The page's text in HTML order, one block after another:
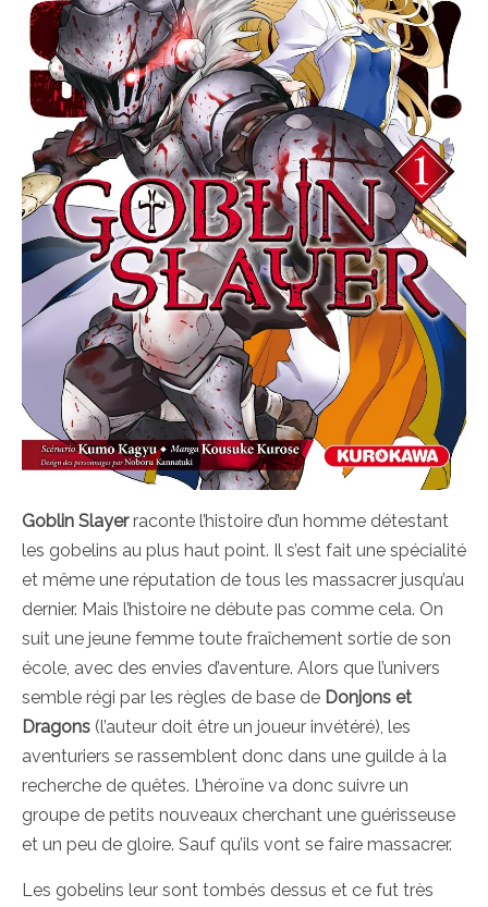
Goblin Slayerraconte l’histoire d’un homme détestant
les gobelins au plus haut point. Il s’est fait une spécialité
et même une réputation de tous les massacrer jusqu’au
dernier. Mais l’histoire ne débute pas comme cela. On
suit une jeune femme toute fraîchement sortie de son
école, avec des envies d’aventure. Alors que l’univers
semble régi par les règles de base de Donjons et
Dragons (l’auteur doit être un joueur invétéré), les
aventuriers se rassemblent donc dans une guilde à la
recherche de quêtes. L’héroïne va donc suivre un
groupe de petits nouveaux cherchant une guérisseuse
et un peu de gloire. Sauf qu’ils vont se faire massacrer.
Les gobelins leur sont tombés dessus et ce fut très